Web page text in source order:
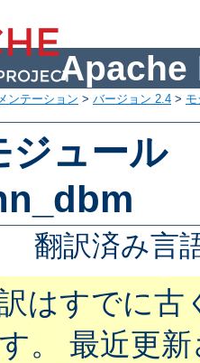
Apache
ンテーション > バージョン 2.4 >
ュール
翻訳済み言
はすでに古
。 最近更